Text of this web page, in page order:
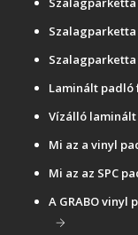
Laminált
Vízálló
Mi az a vinyl
Mi az az SPC
A GRABO